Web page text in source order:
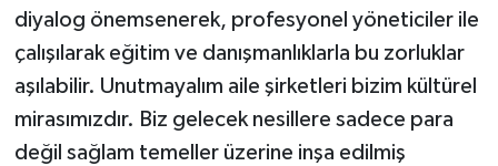
diyalog önemsenerek, profesyonel yöneticiler ile
çalışılarak eğitim ve danışmanlıklarla bu zorluklar
aşılabilir. Unutmayalım aile şirketleri bizim kültürel
mirasımızdır. Biz gelecek nesillere sadece para
değil sağlam temeller üzerine inşa edilmiş